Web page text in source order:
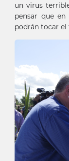
un virus
pensar que
podrán tocar el